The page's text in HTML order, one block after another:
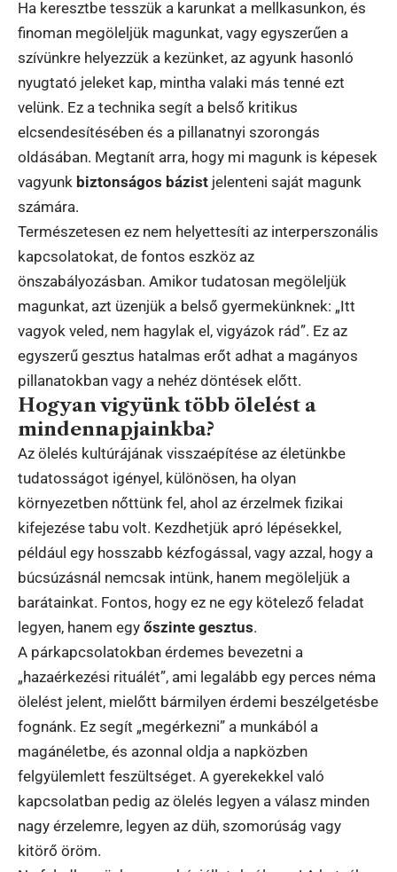
Ha keresztbe tesszük a karunkat a mellkasunkon, és
finoman megöleljük magunkat, vagy egyszerűen a
szívünkre helyezzük a kezünket, az agyunk hasonló
nyugtató jeleket kap, mintha valaki más tenné ezt
velünk. Ez a technika segít a belső kritikus
elcsendesítésében és a pillanatnyi szorongás
oldásában. Megtanít arra, hogy mi magunk is képesek
vagyunk biztonságos bázist jelenteni saját magunk
számára.
Természetesen ez nem helyettesíti az interperszonális
kapcsolatokat, de fontos eszköz az
önszabályozásban. Amikor tudatosan megöleljük
magunkat, azt üzenjük a belső gyermekünknek: „Itt
vagyok veled, nem hagylak el, vigyázok rád”. Ez az
egyszerű gesztus hatalmas erőt adhat a magányos
pillanatokban vagy a nehéz döntések előtt.
Hogyan vigyünk több ölelést a
mindennapjainkba?
Az ölelés kultúrájának visszaépítése az életünkbe
tudatosságot igényel, különösen, ha olyan
környezetben nőttünk fel, ahol az érzelmek fizikai
kifejezése tabu volt. Kezdhetjük apró lépésekkel,
például egy hosszabb kézfogással, vagy azzal, hogy a
búcsúzásnál nemcsak intünk, hanem megöleljük a
barátainkat. Fontos, hogy ez ne egy kötelező feladat
legyen, hanem egy őszinte gesztus.
A párkapcsolatokban érdemes bevezetni a
„hazaérkezési rituálét”, ami legalább egy perces néma
ölelést jelent, mielőtt bármilyen érdemi beszélgetésbe
fognánk. Ez segít „megérkezni” a munkából a
magánéletbe, és azonnal oldja a napközben
felgyülemlett feszültséget. A gyerekekkel való
kapcsolatban pedig az ölelés legyen a válasz minden
nagy érzelemre, legyen az düh, szomorúság vagy
kitörő öröm.